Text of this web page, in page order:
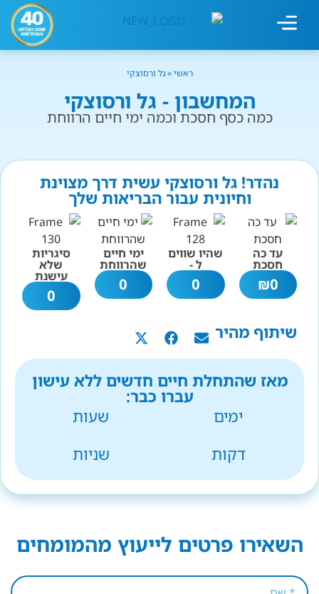
ראשי»גל ורסוצקי
המחשבון - גל ורסוצקי
כמה כסף חסכת וכמה ימי חיים הרווחת
נהדר! גל ורסוצקי עשית דרך מצוינת
וחיונית עבור הבריאות שלך
עד כה
חסכת
0
₪
שהיו שווים
ל -
0
ימי חיים
שהרווחת
0
סיגריות
שלא
עישנת
0
שיתוף מהיר
מאז שהתחלת חיים חדשים ללא עישון
עברו כבר:
ימים
שעות
דקות
שניות
השאירו פרטים לייעוץ מהמומחים